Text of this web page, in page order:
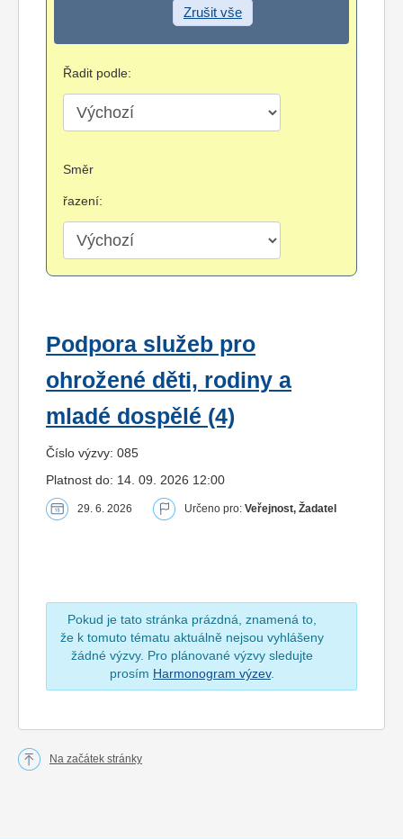
Zrušit vše
Řadit podle:
Směr
řazení:
Podpora služeb pro
ohrožené děti, rodiny a
mladé dospělé (4)
Číslo výzvy: 085
Platnost do: 14. 09. 2026 12:00
29. 6. 2026 Určeno pro: Veřejnost, Žadatel
Pokud je tato stránka prázdná, znamená to,
že k tomuto tématu aktuálně nejsou vyhlášeny
žádné výzvy. Pro plánované výzvy sledujte
prosím Harmonogram výzev.
Na začátek stránky